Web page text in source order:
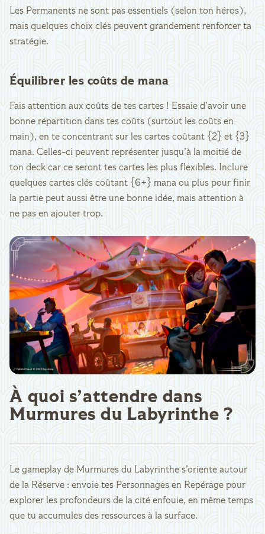
Les Permanents ne sont pas essentiels (selon ton héros),
mais quelques choix clés peuvent grandement renforcer ta
stratégie.
Équilibrer les coûts de mana
Fais attention aux coûts de tes cartes ! Essaie d’avoir une
bonne répartition dans tes coûts (surtout les coûts en
main), en te concentrant sur les cartes coûtant {2} et {3}
mana. Celles-ci peuvent représenter jusqu’à la moitié de
ton deck car ce seront tes cartes les plus flexibles. Inclure
quelques cartes clés coûtant {6+} mana ou plus pour finir
la partie peut aussi être une bonne idée, mais attention à
ne pas en ajouter trop.
À quoi s’attendre dans
Murmures du Labyrinthe ?
Le gameplay de Murmures du Labyrinthe s’oriente autour
de la Réserve : envoie tes Personnages en Repérage pour
explorer les profondeurs de la cité enfouie, en même temps
que tu accumules des ressources à la surface.